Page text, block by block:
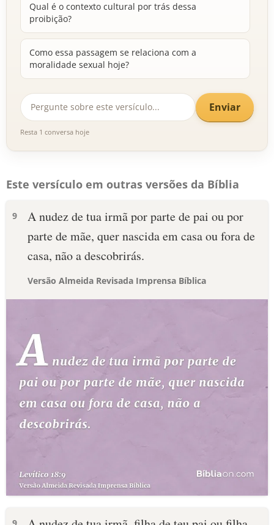
Qual é o contexto cultural por trás dessa
proibição?
Como essa passagem se relaciona com a
moralidade sexual hoje?
Enviar
Resta 1 conversa hoje
Este versículo em outras versões da Bíblia
9
A nudez de tua irmã por parte de pai ou por
parte de mãe, quer nascida em casa ou fora de
casa, não a descobrirás.
Versão Almeida Revisada Imprensa Bíblica